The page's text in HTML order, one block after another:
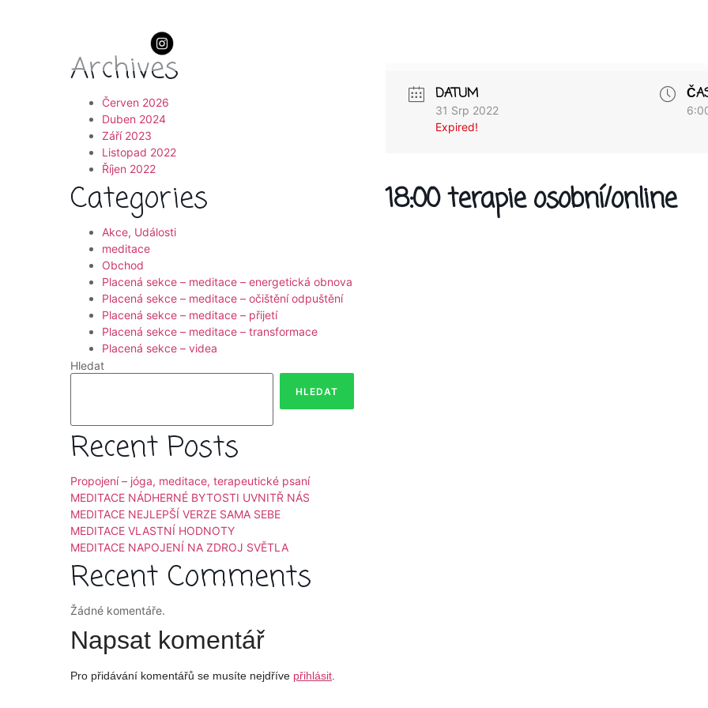
Archives
Červen 2026
Duben 2024
Září 2023
Listopad 2022
Říjen 2022
Categories
Akce, Události
meditace
Obchod
Placená sekce – meditace – energetická obnova
Placená sekce – meditace – očištění odpuštění
Placená sekce – meditace – přijetí
Placená sekce – meditace – transformace
Placená sekce – videa
Hledat
HLEDAT
Recent Posts
Propojení – jóga, meditace, terapeutické psaní
MEDITACE NÁDHERNÉ BYTOSTI UVNITŘ NÁS
MEDITACE NEJLEPŠÍ VERZE SAMA SEBE
MEDITACE VLASTNÍ HODNOTY
MEDITACE NAPOJENÍ NA ZDROJ SVĚTLA
Recent Comments
Žádné komentáře.
DATUM
31 Srp 2022
Expired!
18:00 terapie osobní/online
Napsat komentář
Pro přidávání komentářů se musíte nejdříve přihlásit